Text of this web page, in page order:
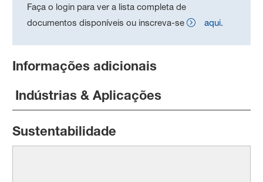
Faça o login para ver a lista completa de
documentos disponíveis ou inscreva-se
aqui.
Informações adicionais
Indústrias & Aplicações
Sustentabilidade